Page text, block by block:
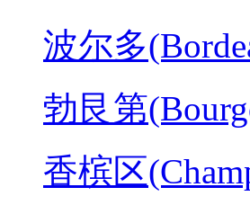
波尔多
勃艮第
香槟区